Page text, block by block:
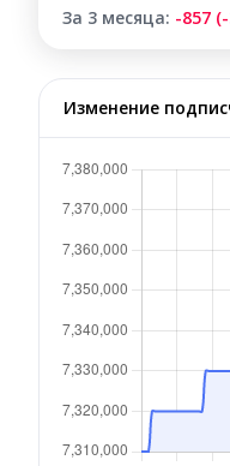
За 3 месяца: -857
Изменение